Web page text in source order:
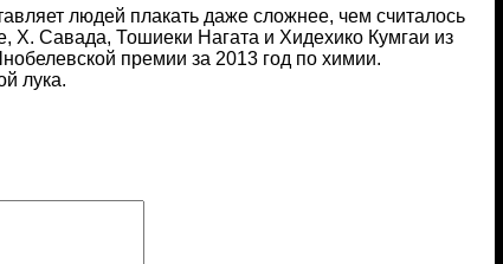
людей плакать даже сложнее, чем считалось
Савада, Тошиеки Нагата и Хидехико Кумгаи из
премии за 2013 год по химии.
лука.